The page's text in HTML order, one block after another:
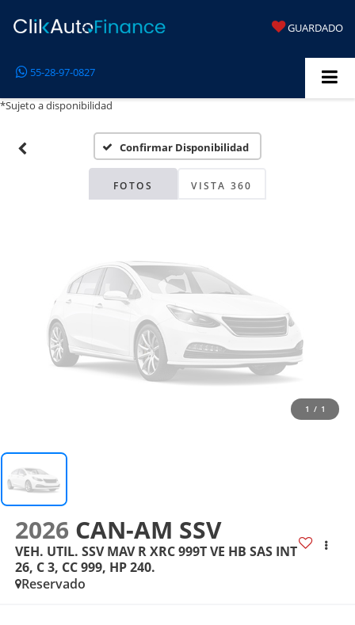
GUARDADO
55-28-97-0827
*Sujeto a disponibilidad
Confirmar Disponibilidad
FOTOS VISTA 360
Disponibles
Por favor, revise luego
1 / 1
2026 CAN-AM SSV
VEH. UTIL. SSV MAV R XRC 999T VE HB SAS INT
26, C 3, CC 999, HP 240.
Reservado